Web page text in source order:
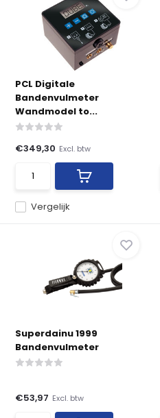
PCL Digitale
Bandenvulmeter
Wandmodel to...
Vergelijk
€349,30 Excl. btw
Superdainu 1999
Bandenvulmeter
€53,97 Excl. btw